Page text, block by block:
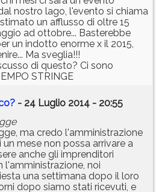
nostro lago, l'evento si chiama
un afflusso di oltre 15
ad ottobre... Basterebbe
un indotto enorme x il 2015,
Ma sveglia!!!
di questo? Ci sono
STRINGE
- 24 Luglio 2014 - 20:55
ma credo l'amministrazione
mese non possa arrivare a
anche gli imprenditori
l'amministrazione, noi
una settimana dopo il loro
dopo siamo stati ricevuti, e